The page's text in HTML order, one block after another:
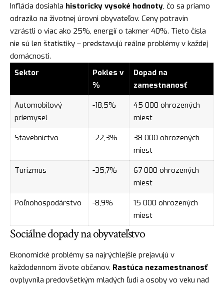
Inflácia dosiahla historicky vysoké hodnoty, čo sa priamo
odrazilo na životnej úrovni obyvateľov. Ceny potravín
vzrástli o viac ako 25%, energií o takmer 40%. Tieto čísla
nie sú len štatistiky – predstavujú reálne problémy v každej
domácnosti.
Sektor
Pokles v
%
Dopad na
zamestnanosť
Automobilový
priemysel
-18,5%
45 000 ohrozených
miest
Stavebníctvo
-22,3%
38 000 ohrozených
miest
Turizmus
-35,7%
67 000 ohrozených
miest
Poľnohospodárstvo
-8,9%
15 000 ohrozených
miest
Sociálne dopady na obyvateľstvo
Ekonomické problémy sa najrýchlejšie prejavujú v
každodennom živote občanov. Rastúca nezamestnanosť
ovplyvnila predovšetkým mladých ľudí a osoby vo veku nad